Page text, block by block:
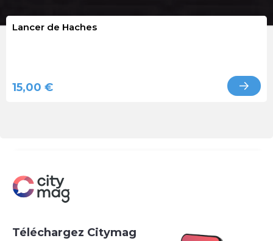
Lancer de Haches
15,00 €
Téléchargez Citymag